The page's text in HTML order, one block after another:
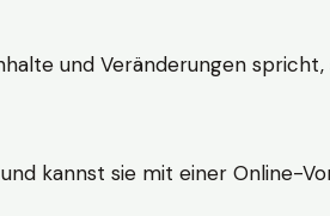
und Veränderungen
kannst sie mit einer Online-